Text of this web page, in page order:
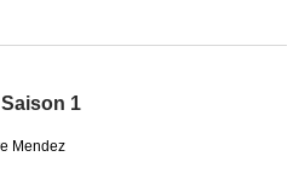
1
Mendez